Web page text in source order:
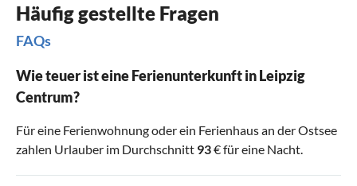
Häufig gestellte Fragen
FAQs
Wie teuer ist eine Ferienunterkunft in Leipzig
Centrum?
Für eine Ferienwohnung oder ein Ferienhaus an der Ostsee
zahlen Urlauber im Durchschnitt 93€ für eine Nacht.